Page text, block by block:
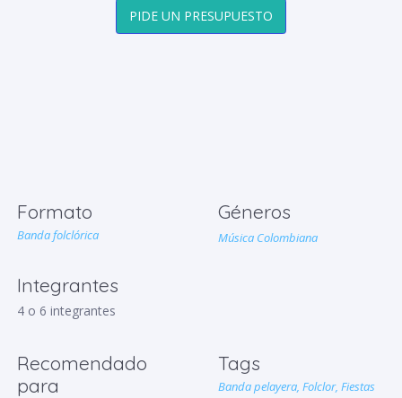
PIDE UN PRESUPUESTO
Formato
Banda folclórica
Integrantes
4 o 6 integrantes
Géneros
Música Colombiana
Recomendado
para
Tags
Banda pelayera, Folclor, Fiestas